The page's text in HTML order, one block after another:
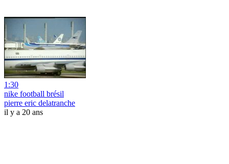
1:30
nike football brésil
pierre eric delatranche
il y a 20 ans